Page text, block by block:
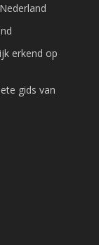
erkend op
gids van